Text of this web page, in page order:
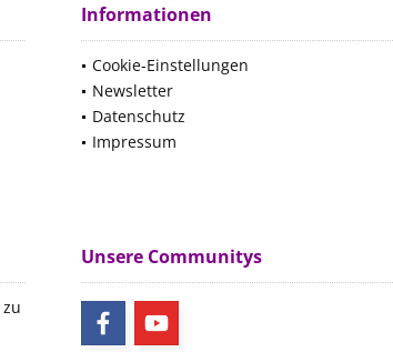
Informationen
Cookie-Einstellungen
Newsletter
Datenschutz
Impressum
Unsere Communitys